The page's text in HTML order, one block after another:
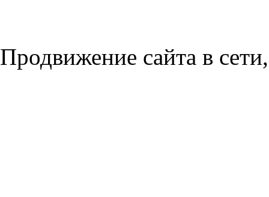
Продвижение сайта в